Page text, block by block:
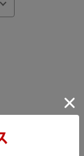
決める
買う